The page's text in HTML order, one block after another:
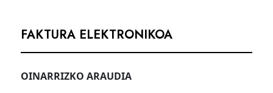
FAKTURA ELEKTRONIKOA
OINARRIZKO ARAUDIA